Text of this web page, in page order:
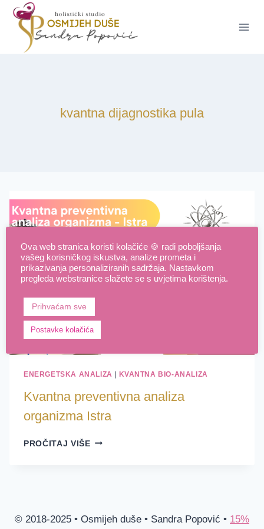
Skip
content
kvantna dijagnostika pula
ENERGETSKA ANALIZA | KVANTNA BIO-ANALIZA
Kvantna preventivna analiza
organizma Istra
PROČITAJ VIŠEKVANTNA
© 2018-2025 • Osmijeh duše • Sandra Popović • 15%
Ova web stranica koristi kolačiće 🍪 radi poboljšanja
vašeg korisničkog iskustva, analize prometa i
prikazivanja personaliziranih sadržaja. Nastavkom
pregleda webstranice slažete se s uvjetima korištenja.
Prihvaćam sve
Postavke kolačića